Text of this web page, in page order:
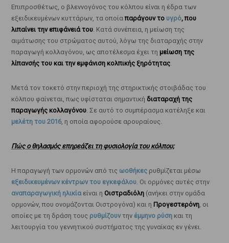
Επιπροσθέτως, ο βλεννογόνος του κόλπου είναι η έδρα των
εξειδικευμένων κυττάρων, τα οποίαπαράγουν το υγρό, που
λιπαίνει την επιφάνειά του. Κατά συνέπεια, η μείωση της
αιμάτωσης του στρώματος αυτού, λόγω της διαταραχής στην
παραγωγή κολλαγόνου, ως αποτέλεσμα έχει τη μείωση της
λίπανσής του και την εμφάνιση κολπικής ξηρότητας.
Μετά τον τοκετό στην περιοχή της στηρικτικής στοιβάδας του
κόλπου φαίνεται, πως υφίσταται σημαντική διαταραχή της
παραγωγής κολλαγόνου. Σε αυτό το συμπέρασμα κατέληξε και
μελέτη του 2016, η οποία αφορούσε αρουραίους.
Πώς ο θηλασμός επηρεάζει τη φυσιολογία του κόλπου;
Η παραγωγή των ορμονών από τις ωοθήκες ρυθμίζεται μέσω
εξειδικευμένων κέντρων του εγκεφάλου. Οι ορμόνες αυτές στην
αναπαραγωγική ηλικίαείναι η Οιστραδιόλη(ανήκει στην ομάδα
ορμονών, που ονομάζονται Οιστρογόνα) και η Προγεστερόνη, οι
οποίες με τη δράση τους ρυθμίζουν την έμμηνο ρύσηκαι τη
λειτουργία του γεννητικού συστήματος της γυναίκας εν γένει.